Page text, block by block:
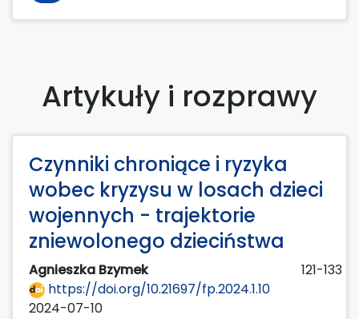
Artykuły i rozprawy
Czynniki chroniące i ryzyka
wobec kryzysu w losach dzieci
wojennych - trajektorie
zniewolonego dzieciństwa
Agnieszka Bzymek
121-133
https://doi.org/10.21697/fp.2024.1.10
2024-07-10